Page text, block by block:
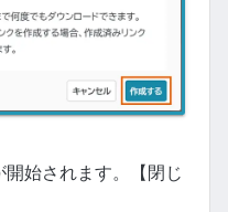
始されます。【閉じ